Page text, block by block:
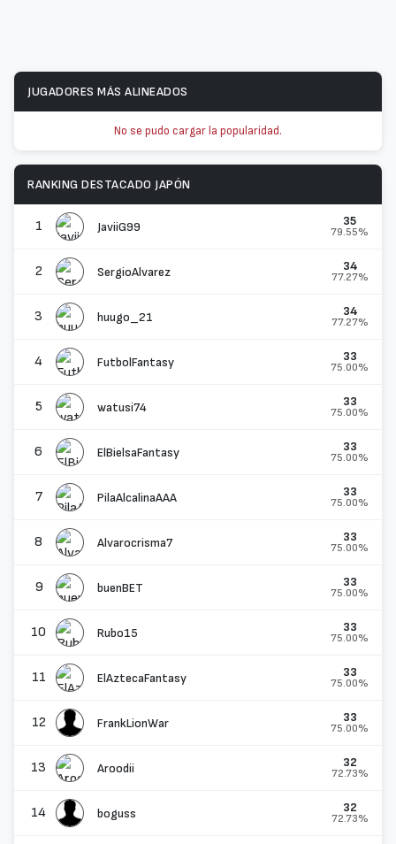
RANKING DESTACADO JAPÓN
1 JaviiG99 35
79.55%
2 SergioAlvarez 34
77.27%
3 huugo_21 34
77.27%
4 FutbolFantasy 33
75.00%
5 watusi74 33
75.00%
6 ElBielsaFantasy 33
75.00%
7 PilaAlcalinaAAA 33
75.00%
8 Alvarocrisma7 33
75.00%
9 buenBET 33
75.00%
10 Rubo15 33
75.00%
11 ElAztecaFantasy 33
75.00%
12 FrankLionWar 33
75.00%
13 Aroodii 32
72.73%
14 boguss 32
72.73%
JUGADORES MÁS ALINEADOS
No se pudo cargar la popularidad.